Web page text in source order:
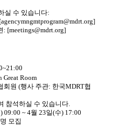
실 수 있습니다:
[meetings@mdrt.org]
Great Room
원 (행사 주관: 한국MDRT협
참석하실 수 있습니다.
09:00 ~ 4월 23일(수) 17:00
모집